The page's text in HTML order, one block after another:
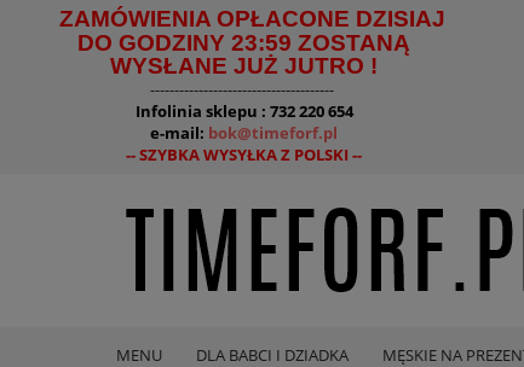
ZAMÓWIENIA OPŁACONE DZISIAJ
DO GODZINY 23:59 ZOSTANĄ
WYSŁANE JUŻ JUTRO !
--------------------------------------
Infolinia sklepu : 732 220 654
e-mail: bok@timeforf.pl
-- SZYBKA WYSYŁKA Z POLSKI --
MENU DLA BABCI I DZIADKA MĘSKIE NA